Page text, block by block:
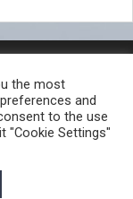
КАРАКТЕР
КОРИСНИ ЛИНКОВИ
МАКЕДОНИЈА •
the most
and
to the use
"Cookie Settings"